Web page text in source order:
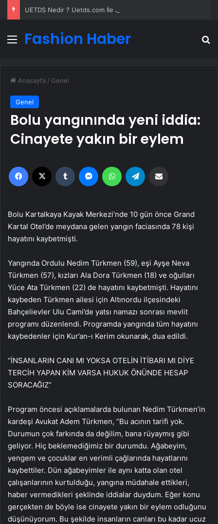
Menü
Fashion Haber
Anasayfa / Genel
Genel
Bolu yangınında yeni iddia:
Cinayete yakın bir eylem
Facebook Tumblr MessengerWhatsApp
Bolu Kartalkaya Kayak Merkezi’nde 10 gün önce Grand
Kartal Otel’de meydana gelen yangın faciasında 78 kişi
hayatını kaybetmişti.
Yangında Ordulu Nedim Türkmen (59), eşi Ayşe Neva
Türkmen (57), kızları Ala Dora Türkmen (18) ve oğulları
Yüce Ata Türkmen (22) de hayatını kaybetmişti. Hayatını
kaybeden Türkmen ailesi için Altınordu ilçesindeki
Bahçelievler Ulu Cami’de yatsı namazı sonrası mevlit
programı düzenlendi. Programda yangında tüm hayatını
kaybedenler için Kur’an-ı Kerim okunarak, dua edildi.
“İNSANLARIN CANI MI YOKSA OTELİN İTİBARI MI DİYE
TERCİH YAPAN KİM VARSA HUKUK ÖNÜNDE HESAP
SORACAĞIZ”
Program öncesi açıklamalarda bulunan Nedim Türkmen’in
kardeşi Avukat Adem Türkmen, “Bu acının tarifi yok.
Durumun çok farkında da değilim, bana rüyaymış gibi
geliyor. Hiç beklemediğimiz bir durumdu. Ağabeyim,
yengem ve çocuklar en verimli çağlarında hayatlarını
kaybettiler. Dün ağabeyimler ile aynı katta olan otel
çalışanlarının kurtulduğu, yangına müdahale ettikleri,
haber vermedikleri şeklinde iddialar duydum. Eğer konu
gerçekten de böyle ise cinayete yakın bir eylem odluğunu
düşünüyorum. Bu şekilde insanların canları bu kadar ucuz